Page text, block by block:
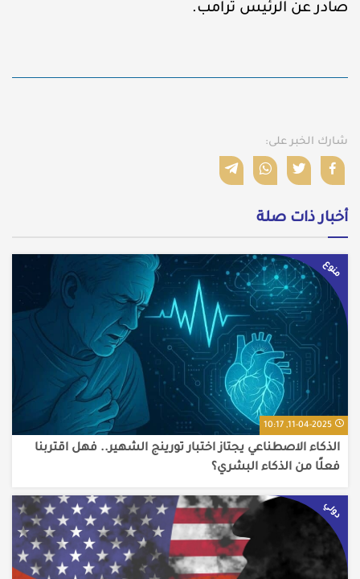
صادر عن الرئيس ترامب.
شارك الخبر على:
أخبار ذات صلة
منوع
11-04-2025, 10:17
الذكاء الاصطناعي يجتاز اختبار تورينج الشهير.. فهل اقتربنا
فعلًا من الذكاء البشري؟
دولي